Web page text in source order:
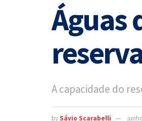
Águas
A capacidade do
bySávio Scarabelli